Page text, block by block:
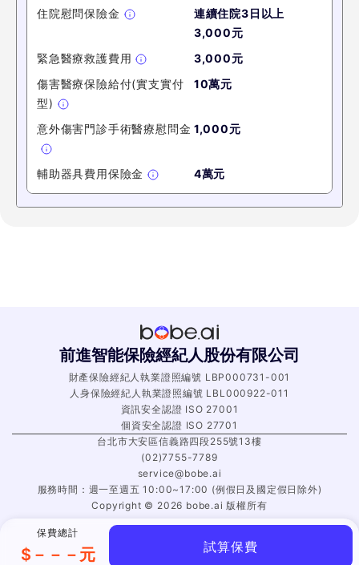
住院慰問保險金
連續住院3日以上
3,000元
緊急醫療救護費用
3,000元
傷害醫療保險給付(實支實付
型)
10萬元
意外傷害門診手術醫療慰問金 1,000元
輔助器具費用保險金 4萬元
保費總計
$ －－－ 元 試算保費
前進智能保險經紀人股份有限公司
財產保險經紀人執業證照編號 LBP000731-001
人身保險經紀人執業證照編號 LBL000922-011
資訊安全認證 ISO 27001
個資安全認證 ISO 27701
台北市大安區信義路四段255號13樓
(02)7755-7789
service@bobe.ai
服務時間：週一至週五 10:00~17:00 (例假日及國定假日除外)
Copyright © 2026 bobe.ai 版權所有